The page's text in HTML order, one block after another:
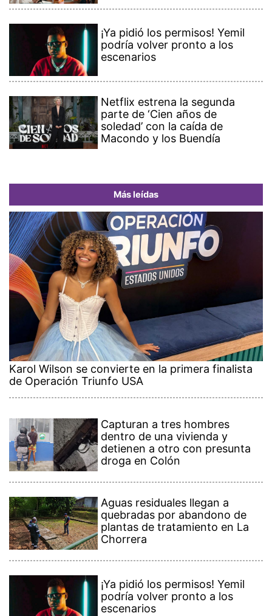
¡Ya pidió los permisos! Yemil
podría volver pronto a los
escenarios
Netflix estrena la segunda
parte de ‘Cien años de
soledad’ con la caída de
Macondo y los Buendía
Más leídas
Karol Wilson se convierte en la primera finalista
de Operación Triunfo USA
Capturan a tres hombres
dentro de una vivienda y
detienen a otro con presunta
droga en Colón
Aguas residuales llegan a
quebradas por abandono de
plantas de tratamiento en La
Chorrera
¡Ya pidió los permisos! Yemil
podría volver pronto a los
escenarios